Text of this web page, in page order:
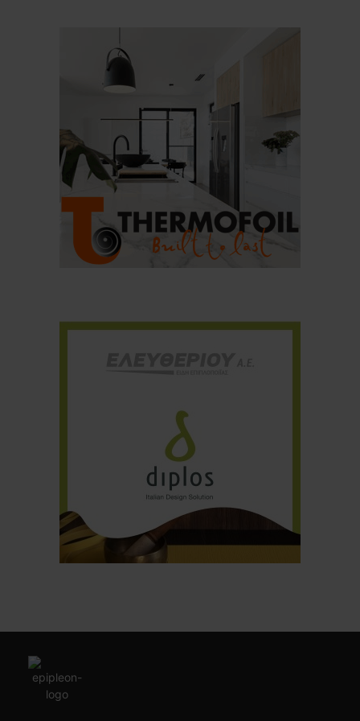
Για να μαθαίνετε πρώτοι τα νέα και όλες
τις τάσεις του κλάδου, εγγραφείτε στο
newsletter μας!
Email
Γράψτε εδώ το email σας
ΕΓΓΡΑΦΉ